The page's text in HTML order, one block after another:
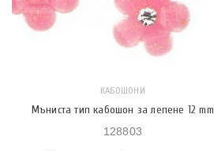
КАБОШОНИ
Мъниста тип кабошон за лепене 12 mm
128803